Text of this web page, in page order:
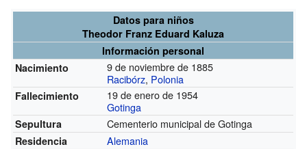
Datos para niños
Theodor Franz Eduard Kaluza
Información personal
Nacimiento
9 de noviembre de 1885
Racibórz, Polonia
Fallecimiento
19 de enero de 1954
Gotinga
Sepultura Cementerio municipal de Gotinga
Residencia Alemania